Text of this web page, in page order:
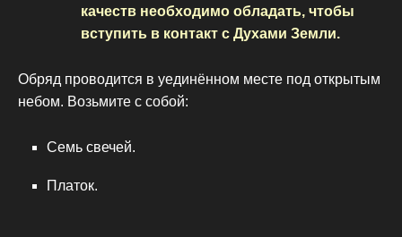
качеств необходимо обладать, чтобы
вступить в контакт с Духами Земли.
Обряд проводится в уединённом месте под открытым
небом. Возьмите с собой:
Семь свечей.
Платок.